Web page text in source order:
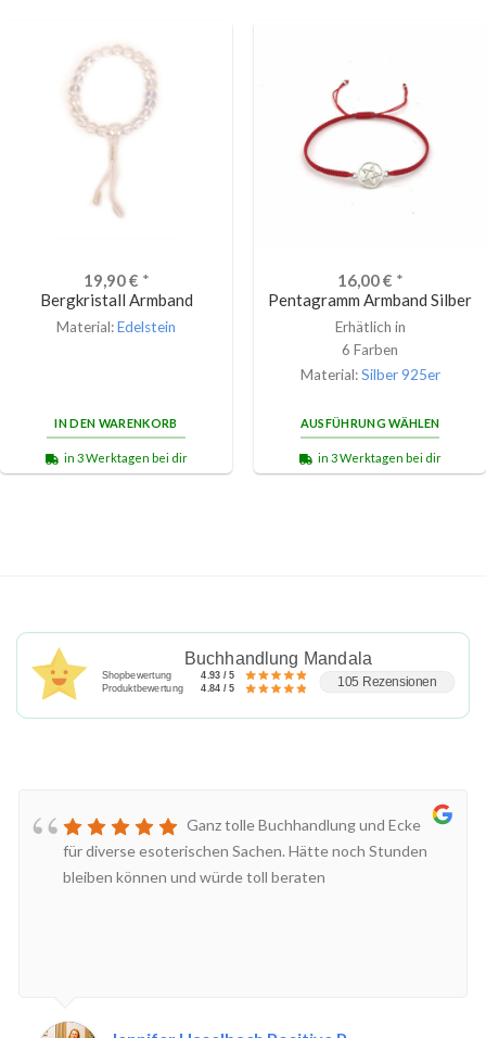
19,90€ *
Bergkristall Armband
Material:Edelstein
IN DEN WARENKORB
in 3 Werktagen bei dir
16,00€ *
Pentagramm Armband Silber
Erhätlich in
6 Farben
Material:Silber 925er
AUSFÜHRUNG WÄHLEN
in 3 Werktagen bei dir
Buchhandlung Mandala
Shopbewertung 4.93 / 5
Produktbewertung 4.84 / 5 105 Rezensionen
Ganz tolle Buchhandlung und Ecke
für diverse esoterischen Sachen. Hätte noch Stunden
bleiben können und würde toll beraten